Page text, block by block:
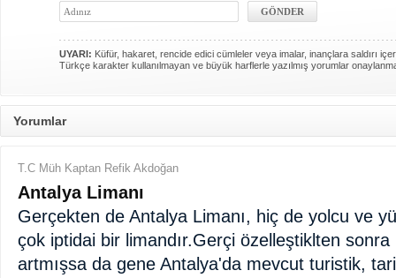
UYARI: Küfür, hakaret, rencide edici cümleler veya imalar, inançlara saldırı
Türkçe karakter kullanılmayan ve büyük harflerle yazılmış yorumlar
Yorumlar
T.C Müh Kaptan Refik Akdoğan
Antalya Limanı
Gerçekten de Antalya Limanı, hiç de yolcu ve
çok iptidai bir limandır.Gerçi özelleştiklten sonra
artmışsa da gene Antalya'da mevcut turistik,